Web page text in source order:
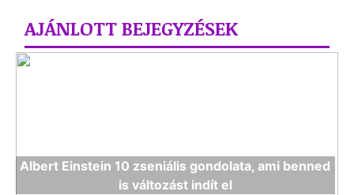
AJÁNLOTT BEJEGYZÉSEK
Albert Einstein 10 zseniális gondolata, ami benned
is változást indít el